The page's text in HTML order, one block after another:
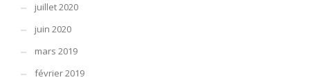
juillet 2020
juin 2020
mars 2019
février 2019